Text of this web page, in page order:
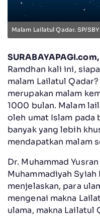
Malam Lailatul Qadar. SP/SBY
Ramdhan kali ini,
malam Lailatul
merupakan malam
1000 bulan. Malam
oleh umat Islam pada
banyak yang lebih
mendapatkan malam
Dr. Muhammad
Muhammadiyah Syiah
menjelaskan, para
mengenai makna
ulama, makna Lailatul